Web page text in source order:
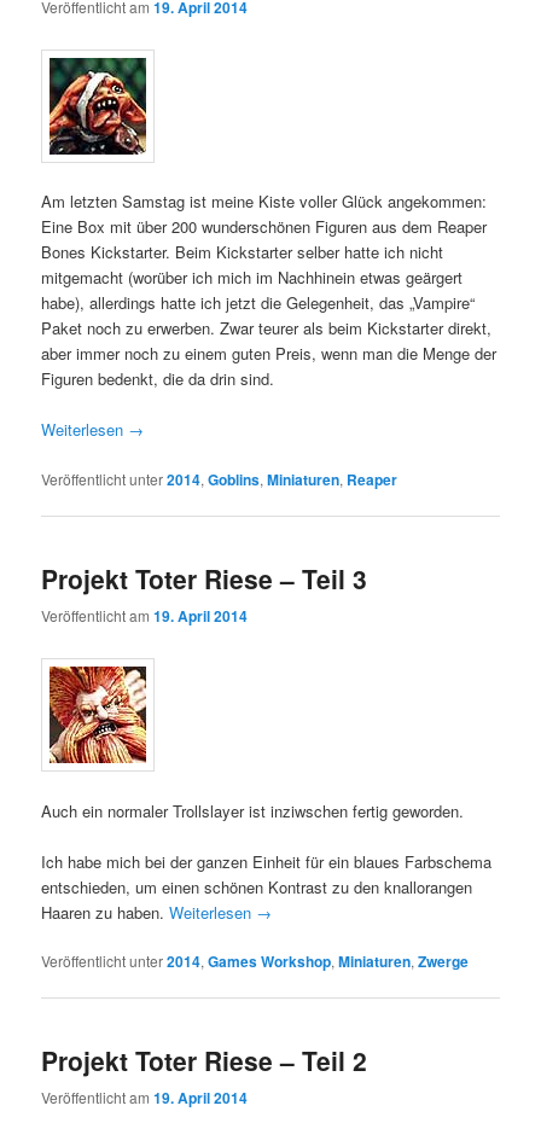
Veröffentlicht am19. April 2014
Am letzten Samstag ist meine Kiste voller Glück angekommen:
Eine Box mit über 200 wunderschönen Figuren aus dem Reaper
Bones Kickstarter. Beim Kickstarter selber hatte ich nicht
mitgemacht (worüber ich mich im Nachhinein etwas geärgert
habe), allerdings hatte ich jetzt die Gelegenheit, das „Vampire“
Paket noch zu erwerben. Zwar teurer als beim Kickstarter direkt,
aber immer noch zu einem guten Preis, wenn man die Menge der
Figuren bedenkt, die da drin sind.
Weiterlesen →
Veröffentlicht unter2014,Goblins,Miniaturen, Reaper
Projekt Toter Riese – Teil 3
Veröffentlicht am19. April 2014
Auch ein normaler Trollslayer ist inziwschen fertig geworden.
Ich habe mich bei der ganzen Einheit für ein blaues Farbschema
entschieden, um einen schönen Kontrast zu den knallorangen
Haaren zu haben.Weiterlesen →
Veröffentlicht unter2014,Games Workshop,Miniaturen,Zwerge
Projekt Toter Riese – Teil 2
Veröffentlicht am19. April 2014